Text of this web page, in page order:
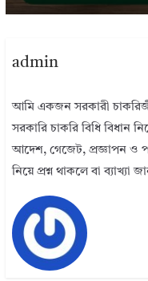
admin
আমি একজন সরকারী
সরকারি চাকরি বিধি বিধান
আদেশ, গেজেট, প্রজ্ঞাপন ও
নিয়ে প্রশ্ন থাকলে বা